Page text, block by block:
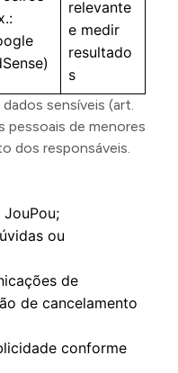
relevante
e medir
resultado
s
sensíveis (art.
pessoais de menores
dos responsáveis.
ou
de
de cancelamento
conforme